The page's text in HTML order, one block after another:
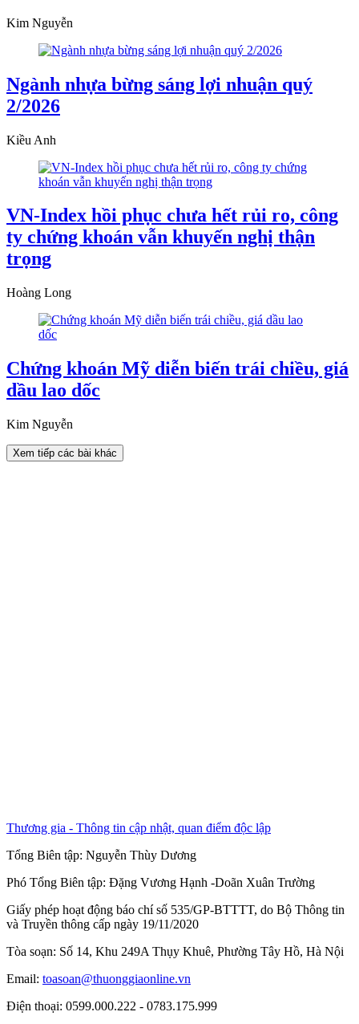
Kim Nguyễn
Ngành nhựa bừng sáng lợi nhuận quý
2/2026
Kiều Anh
VN-Index hồi phục chưa hết rủi ro, công
ty chứng khoán vẫn khuyến nghị thận
trọng
Hoàng Long
Chứng khoán Mỹ diễn biến trái chiều, giá
dầu lao dốc
Kim Nguyễn
Xem tiếp các bài khác
Thương gia - Thông tin cập nhật, quan điểm độc lập
Tổng Biên tập: Nguyễn Thùy Dương
Phó Tổng Biên tập: Đặng Vương Hạnh -Doãn Xuân Trường
Giấy phép hoạt động báo chí số 535/GP-BTTTT, do Bộ Thông tin
và Truyền thông cấp ngày 19/11/2020
Tòa soạn: Số 14, Khu 249A Thụy Khuê, Phường Tây Hồ, Hà Nội
Email: toasoan@thuonggiaonline.vn
Điện thoại: 0599.000.222 - 0783.175.999